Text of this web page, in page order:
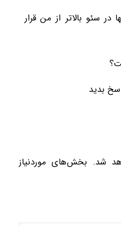
در سئو بالاتر از من قرار
بدید
شد.
بخش‌های موردنیاز